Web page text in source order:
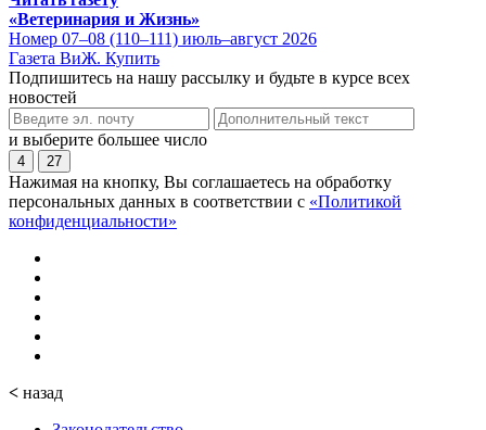
«Ветеринария и Жизнь»
Номер 07–08 (110–111) июль–август 2026
Газета ВиЖ. Купить
Подпишитесь на нашу рассылку и будьте в курсе всех
новостей
и выберите большее число
4 27
Нажимая на кнопку, Вы соглашаетесь на обработку
персональных данных в соответствии с «Политикой
конфиденциальности»
< назад